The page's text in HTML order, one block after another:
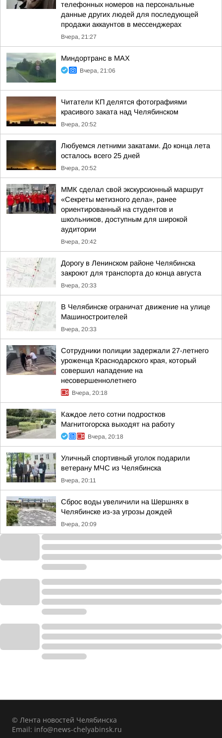
телефонных номеров на персональные
данные других людей для последующей
продажи аккаунтов в мессенджерах
Вчера, 21:27
Миндортранс в MAX
Вчера, 21:06
Читатели КП делятся фотографиями
красивого заката над Челябинском
Вчера, 20:52
Любуемся летними закатами. До конца лета
осталось всего 25 дней
Вчера, 20:52
ММК сделал свой экскурсионный маршрут
«Секреты метизного дела», ранее
ориентированный на студентов и
школьников, доступным для широкой
аудитории
Вчера, 20:42
Дорогу в Ленинском районе Челябинска
закроют для транспорта до конца августа
Вчера, 20:33
В Челябинске ограничат движение на улице
Машиностроителей
Вчера, 20:33
Сотрудники полиции задержали 27-летнего
уроженца Краснодарского края, который
совершил нападение на
несовершеннолетнего
Вчера, 20:18
Каждое лето сотни подростков
Магнитогорска выходят на работу
Вчера, 20:18
Уличный спортивный уголок подарили
ветерану МЧС из Челябинска
Вчера, 20:11
Сброс воды увеличили на Шершнях в
Челябинске из-за угрозы дождей
Вчера, 20:09
© Лента новостей Челябинска
Email: info@news-chelyabinsk.ru